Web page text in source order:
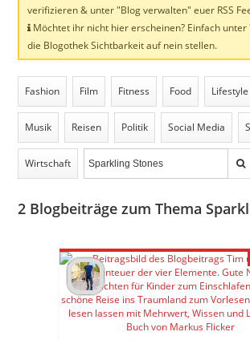
verifizieren & unter "Blog verwalten" euer RSS
Möchtet ihr nicht hier erscheinen? Einfach
die Blogothek Sichtbarkeit auf nein stellen.
Fashion Film Fitness Food Lifestyle
Musik Reisen Politik Social Media
Wirtschaft
2 Blogbeiträge zum Thema